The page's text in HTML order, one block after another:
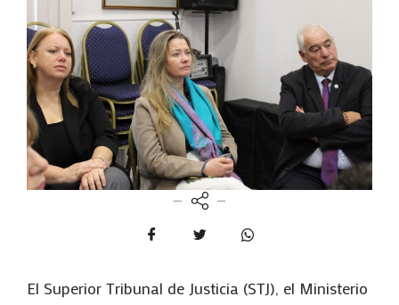
El Superior Tribunal de Justicia (STJ), el Ministerio